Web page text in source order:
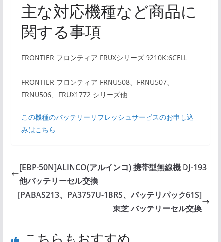
主な対応機種など商品に
関する事項
FRONTIER フロンティア FRUXシリーズ 9210K:6CELL
FRONTIER フロンティア FRNU508、FRNU507、
FRNU506、FRUX1772 シリーズ他
この機種のバッテリーリフレッシュサービスのお申し込
みはこちら
[EBP-50N]ALINCO(アルインコ) 携帯型無線機 DJ-193
他バッテリーセル交換
[PABAS213、PA3757U-1BRS、バッテリパック61S]
東芝 バッテリーセル交換
こちらもおすすめ